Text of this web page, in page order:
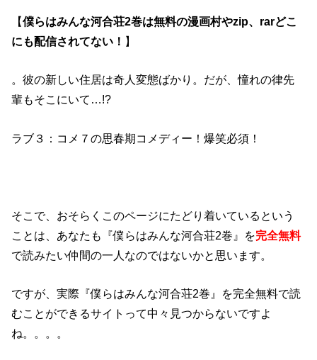
【僕らはみんな河合荘2巻は無料の漫画村やzip、rarどこ
にも配信されてない！ 】
。彼の新しい住居は奇人変態ばかり。だが、憧れの律先
輩もそこにいて…!?
ラブ３：コメ７の思春期コメディー！爆笑必須！
そこで、おそらくこのページにたどり着いているという
ことは、あなたも『僕らはみんな河合荘2巻』を完全無料
で読みたい仲間の一人なのではないかと思います。
ですが、実際『僕らはみんな河合荘2巻』を完全無料で読
むことができるサイトって中々見つからないですよ
ね。。。。